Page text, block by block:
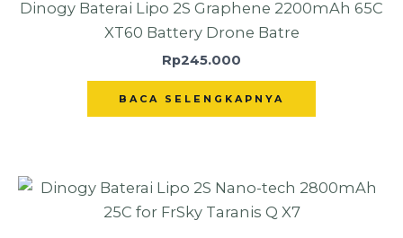
Dinogy Baterai Lipo 2S Graphene 2200mAh 65C
XT60 Battery Drone Batre
Rp245.000
BACA SELENGKAPNYA